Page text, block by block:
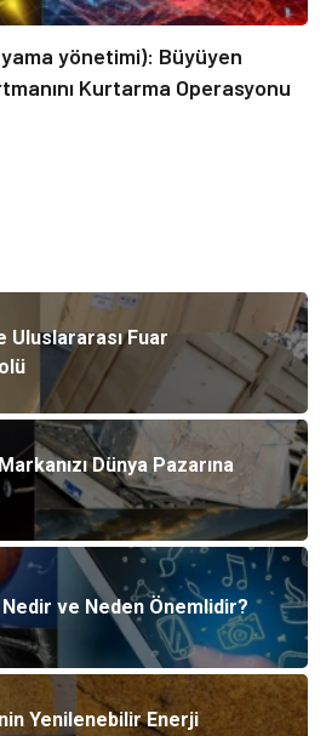
yönetimi): Büyüyen
Kurtarma Operasyonu
Uluslararası Fuar
Dünya Pazarına
ve Neden Önemlidir?
Yenilenebilir Enerji